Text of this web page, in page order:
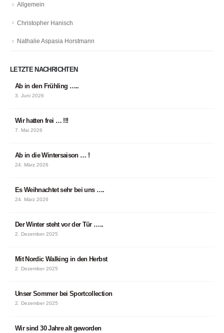
Allgemein
Christopher Hanisch
Nathalie Aspasia Horstmann
LETZTE NACHRICHTEN
Ab in den Frühling …..
3. Juni 2026
Wir hatten frei … !!!
7. Mai 2026
Ab in die Wintersaison … !
24. März 2026
Es Weihnachtet sehr bei uns ….
24. März 2026
Der Winter steht vor der Tür …..
2. Dezember 2025
Mit Nordic Walking in den Herbst
2. Dezember 2025
Unser Sommer bei Sportcollection
2. Dezember 2025
Wir sind 30 Jahre alt geworden